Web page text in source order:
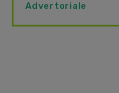
Advertoriale